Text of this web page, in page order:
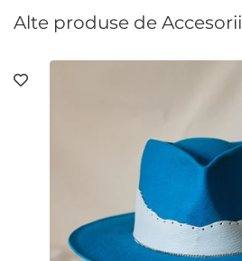
Alte produse de Accesorii